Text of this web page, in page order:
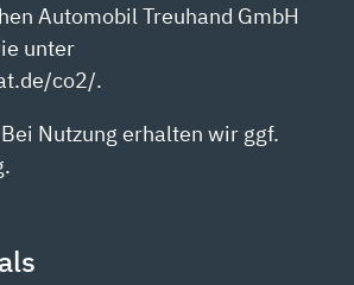
Automobil Treuhand GmbH
unter
co2/.
Nutzung erhalten wir ggf.